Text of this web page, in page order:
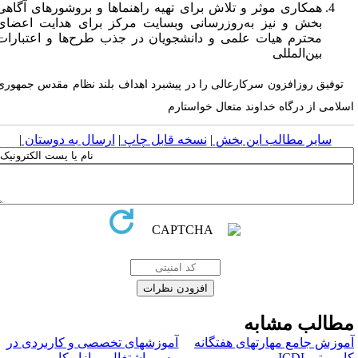
همکاری موثر و تلاش برای تهیه راهنماها و بروشورهای آگاهی
بخش و نیز به‌روزرسانی وبسایت مرکز برای هدایت اعضای
محترم هیات علمی و دانشجویان در جذب طرح‌ها و اعتبارات
بین‌المللی
توفیق روزافزون سرکارعالی را در پیش­برد اهداف بلند نظام مقدس جمهوری
از درگاه خداوند متعال خواستارم
سایر مطالب این بخش | نسخه قابل چاپ| ارسال به دوستان|
مشابه
جامع مهارتهای هفتگانه
آموزشهای تخصصی و کاربردی در